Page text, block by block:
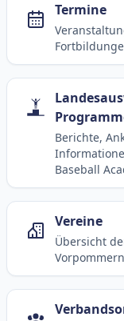
Termine
Berichte,
Baseball
Vereine
Übersicht